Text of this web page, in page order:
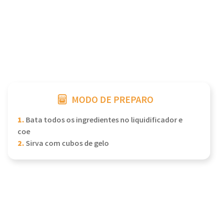
MODO DE PREPARO
1. Bata todos os ingredientes no liquidificador e
coe
2.Sirva com cubos de gelo